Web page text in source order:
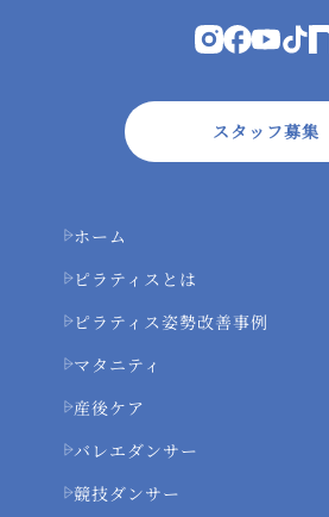
スタッフ募集
ホーム
ピラティスとは
ピラティス姿勢改善事例
マタニティ
産後ケア
バレエダンサー
競技ダンサー